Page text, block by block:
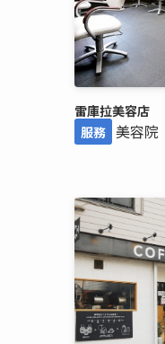
雷庫拉美容店
服務 美容院